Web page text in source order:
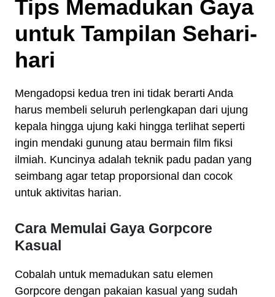
Tips Memadukan Gaya
untuk Tampilan Sehari-
hari
Mengadopsi kedua tren ini tidak berarti Anda
harus membeli seluruh perlengkapan dari ujung
kepala hingga ujung kaki hingga terlihat seperti
ingin mendaki gunung atau bermain film fiksi
ilmiah. Kuncinya adalah teknik padu padan yang
seimbang agar tetap proporsional dan cocok
untuk aktivitas harian.
Cara Memulai Gaya Gorpcore
Kasual
Cobalah untuk memadukan satu elemen
Gorpcore dengan pakaian kasual yang sudah